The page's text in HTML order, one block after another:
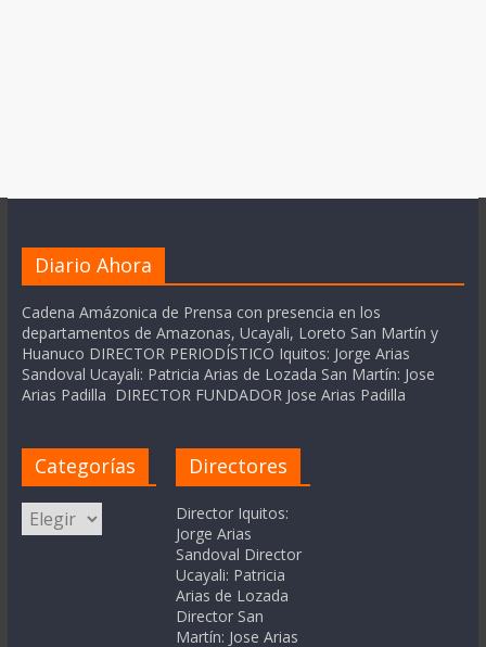
Diario Ahora
Cadena Amázonica de Prensa con presencia en los
departamentos de Amazonas, Ucayali, Loreto San Martín y
Huanuco DIRECTOR PERIODÍSTICO Iquitos: Jorge Arias
Sandoval Ucayali: Patricia Arias de Lozada San Martín: Jose
Arias Padilla DIRECTOR FUNDADOR Jose Arias Padilla
Categorías
Categorías
Directores
Director Iquitos:
Jorge Arias
Sandoval Director
Ucayali: Patricia
Arias de Lozada
Director San
Martín: Jose Arias